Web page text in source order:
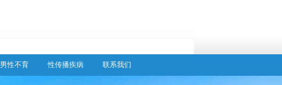
男性不育 性传播疾病 联系我们